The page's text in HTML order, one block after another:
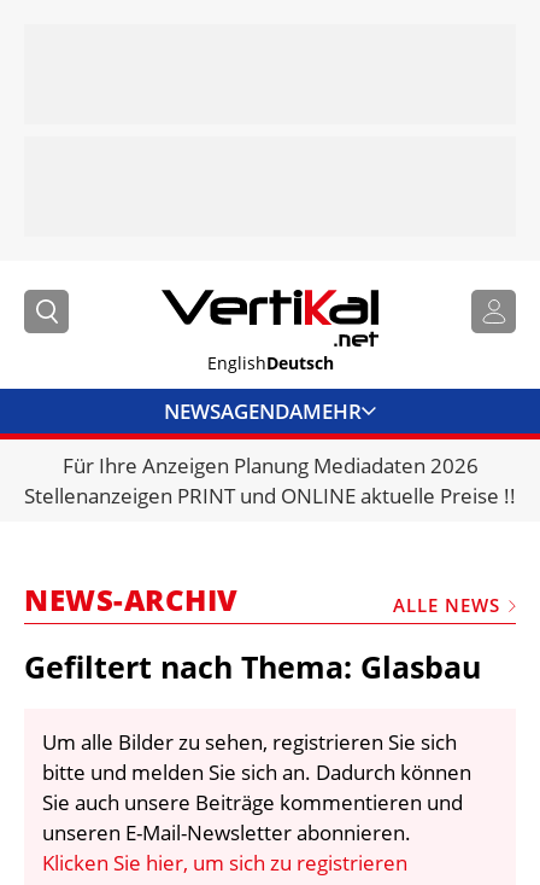
EnglishDeutsch
NEWSAGENDAMEHR
BRANCHENLINKS
VERMIETER
MARKTPLATZ
BIBLIOTHEK
KRAN & BÜHNE
MEDIADATEN
WÄHRUNGSRECHNER
Für Ihre Anzeigen Planung Mediadaten 2026
Stellenanzeigen PRINT und ONLINE aktuelle Preise !!
NEWS-ARCHIV ALLE NEWS
Gefiltert nach Thema: Glasbau
Um alle Bilder zu sehen, registrieren Sie sich
bitte und melden Sie sich an. Dadurch können
Sie auch unsere Beiträge kommentieren und
unseren E-Mail-Newsletter abonnieren.
Klicken Sie hier, um sich zu registrieren